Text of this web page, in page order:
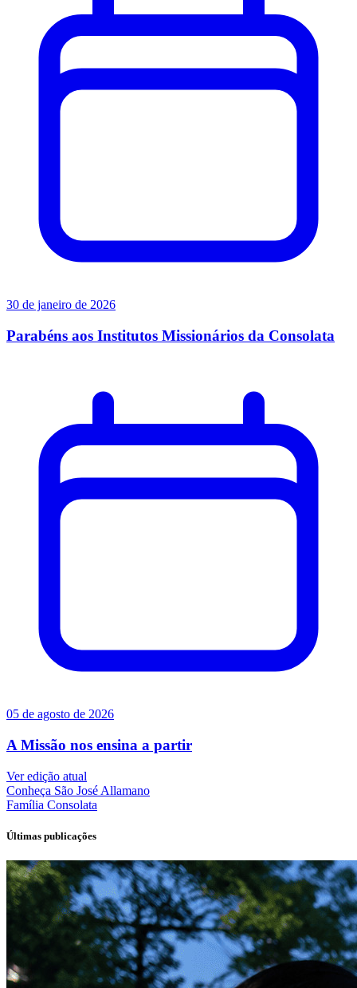
30 de janeiro de 2026
Parabéns aos Institutos Missionários da Consolata
05 de agosto de 2026
A Missão nos ensina a partir
Ver edição atual
Conheça São José Allamano
Família Consolata
Últimas publicações